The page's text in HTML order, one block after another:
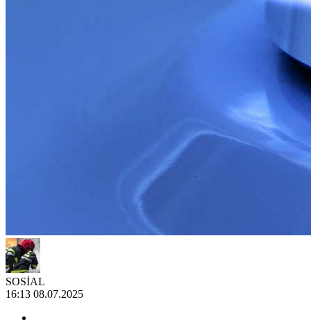
SOSİAL
16:13 08.07.2025